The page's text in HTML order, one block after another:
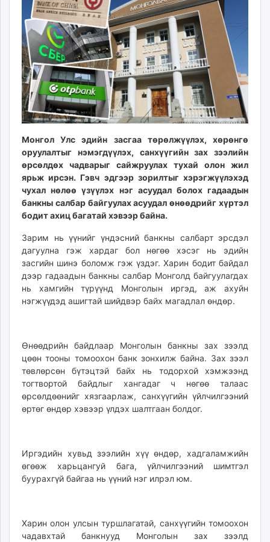
ikon.mn
mnb.mn
Livetv.mn
Eguur.mn
24tsag.mn
shuud.mn
eagle.mn
ergelt.mn
today.mn
zuv.mn
mminfo.mn
ugluu.mn
urlag.mn
unen.mn
asu.mn
shudarga.mn
shuurhai.mn
unuudur.mn
itoim.mn
tumen.mn
shuum.mn
times.mn
tvmongolia.mn
mass.mn
toim.mn
tac.mn
Монгол Улс эдийн засгаа төрөлжүүлэх, хөрөнгө
оруулалтыг нэмэгдүүлэх, санхүүгийн зах зээлийн
өрсөлдөх чадварыг сайжруулах тухай олон жил
ярьж ирсэн. Гэвч эдгээр зорилтыг хэрэгжүүлэхэд
чухал нөлөө үзүүлэх нэг асуудал болох гадаадын
банкны салбар байгуулах асуудал өнөөдрийг хүртэл
бодит ахиц багатай хэвээр байна.
Зарим нь үүнийг үндэсний банкны салбарт эрсдэл
дагуулна гэж хардаг бол нөгөө хэсэг нь эдийн
засгийн шинэ боломж гэж үздэг. Харин бодит байдал
дээр гадаадын банкны салбар Монголд байгуулагдах
нь хамгийн түрүүнд Монголын иргэд, аж ахуйн
нэгжүүдэд ашигтай шийдвэр байх магадлал өндөр.
Өнөөдрийн байдлаар Монголын банкны зах зээлд
цөөн тооны томоохон банк зонхилж байна. Зах зээл
төвлөрсөн бүтэцтэй байх нь тодорхой хэмжээнд
тогтвортой байдлыг хангадаг ч нөгөө талаас
өрсөлдөөнийг хязгаарлаж, санхүүгийн үйлчилгээний
өртөг өндөр хэвээр үлдэх шалтгаан болдог.
Иргэдийн хувьд зээлийн хүү өндөр, хадгаламжийн
өгөөж харьцангуй бага, үйлчилгээний шимтгэл
буурахгүй байгаа нь үүний нэг илрэл юм.
Харин олон улсын туршлагатай, санхүүгийн томоохон
чадавхтай банкнууд Монголын зах зээлд